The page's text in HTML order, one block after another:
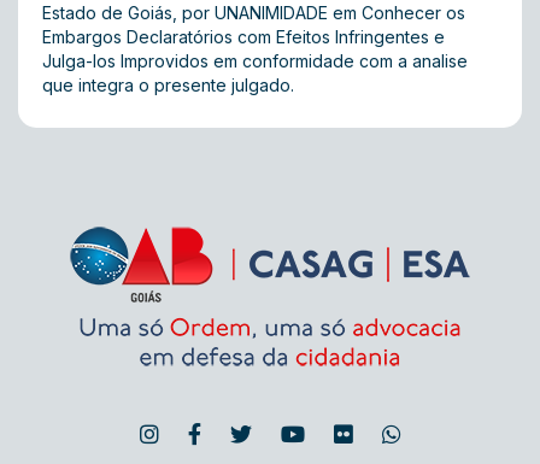
Estado de Goiás, por UNANIMIDADE em Conhecer os
Embargos Declaratórios com Efeitos Infringentes e
Julga-los Improvidos em conformidade com a analise
que integra o presente julgado.